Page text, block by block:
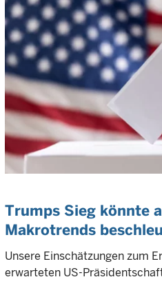
Trumps Sieg könnte
Makrotrends
Unsere Einschätzungen zum
erwarteten US-